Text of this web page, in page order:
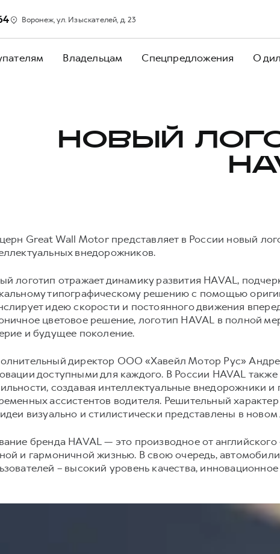
Воронеж, ул. Изыскателей, д. 23
Владельцам Спецпредложения О
НОВЫЙ
Great Wall Motor представляет в России новый
внедорожников.
логотип отражает динамику развития HAVAL,
типографическому решению с помощью
идею скорости и постоянного движения
цветовое решение, логотип HAVAL в полной
и будущее поколение.
директор ООО «Хавейл Мотор Рус»
доступными для каждого. В России HAVAL
создавая интеллектуальные внедорожники
ассистентов водителя. Решительный
визуально и стилистически представлены в новом
бренда HAVAL — это производное от
и гармоничной жизнью. В свою очередь,
– высокий уровень качества,